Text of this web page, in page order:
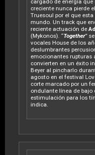
cargado de energía
creciente nunca pierde
Truesoul por el que
mundo. Un track que
reciente actuación de
(Mykonos). “Together”
vocales House de los
deslumbrantes
emocionantes rupturas
convierten en un éxito
Beyer al pincharlo
agosto en el festival
corte marcado por un
ondulante línea de bajo
estimulación para los
indica.